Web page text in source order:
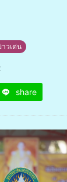
วเด่น
share